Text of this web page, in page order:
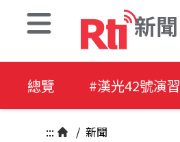
新聞
總覽 #漢光42號演習
::: / 新聞